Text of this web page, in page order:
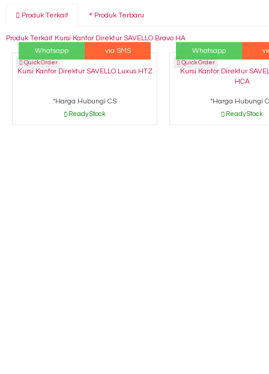
Produk Terkait Produk Terbaru
Produk Terkait Kursi Kantor Direktur SAVELLO Bravo HA
Quick Order
Whatsapp via SMS
Kursi Kantor Direktur SAVELLO Luxus HTZ
*Harga Hubungi CS
Ready Stock
Quick Order
Whatsapp
Kursi Kantor Direktur
HCA
*Harga Hubungi
Ready Stock